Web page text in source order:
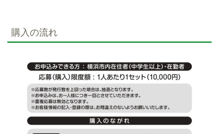
購入の流れ